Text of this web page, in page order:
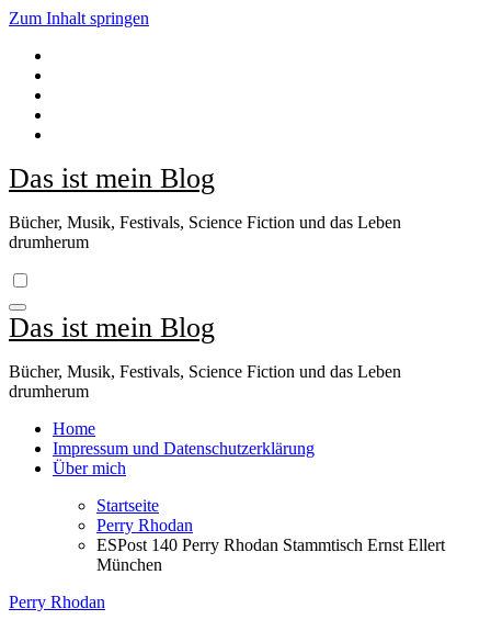
Zum Inhalt springen
Das ist mein Blog
Bücher, Musik, Festivals, Science Fiction und das Leben
drumherum
Das ist mein Blog
Bücher, Musik, Festivals, Science Fiction und das Leben
drumherum
Home
Impressum und Datenschutzerklärung
Über mich
Startseite
Perry Rhodan
ESPost 140 Perry Rhodan Stammtisch Ernst Ellert
München
Perry Rhodan